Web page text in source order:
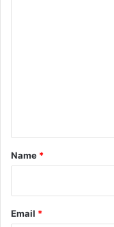
*
Name *
Email *